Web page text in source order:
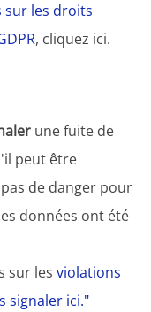
les droits
, cliquez ici.
une fuite de
peut être
de danger pour
données ont été
sur les violations
signaler ici."